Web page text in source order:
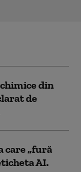
din
de
care „fură
AI.